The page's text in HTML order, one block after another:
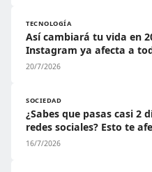
TECNOLOGÍA
Así cambiará tu vida en
Instagram ya afecta a
20/7/2026
SOCIEDAD
¿Sabes que pasas casi 2
redes sociales? Esto te
16/7/2026